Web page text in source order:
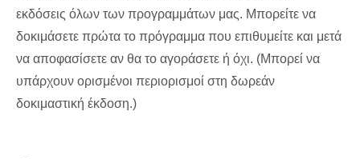
εκδόσεις όλων των προγραμμάτων μας. Μπορείτε να
δοκιμάσετε πρώτα το πρόγραμμα που επιθυμείτε και μετά
να αποφασίσετε αν θα το αγοράσετε ή όχι. (Μπορεί να
υπάρχουν ορισμένοι περιορισμοί στη δωρεάν
δοκιμαστική έκδοση.)